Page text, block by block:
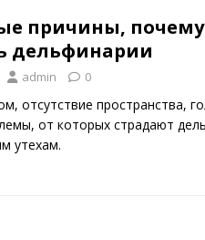
причины, почему
дельфинарии
admin 0
отсутствие пространства,
от которых страдают
утехам.